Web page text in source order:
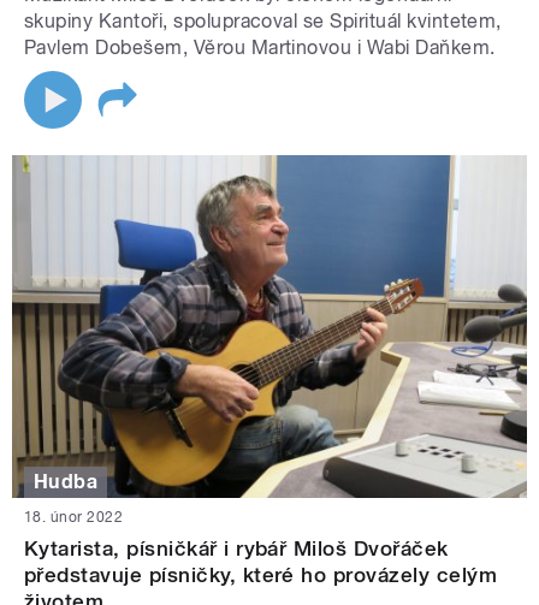
skupiny Kantoři, spolupracoval se Spirituál kvintetem,
Pavlem Dobešem, Věrou Martinovou i Wabi Daňkem.
Hudba
18. únor 2022
Kytarista, písničkář i rybář Miloš Dvořáček
představuje písničky, které ho provázely celým